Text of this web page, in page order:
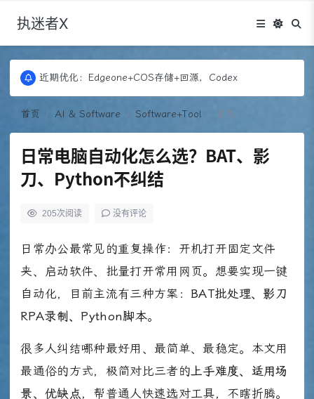
执迷者X
更新：Puock ➡ 阿里云轻量， 图床：Fontawesome
近期优化：Edgeone+COS存储+回源，Codex
更新：Puock ➡ 阿里云轻量， 图床：Fontawesome
近期优化：Edgeone+COS存储+回源，Codex
首页 AI & Software Software+Tool 正文
日常电脑自动化怎么选？BAT、影
刀、Python不纠结
205次阅读 没有评论
日常办公最常见的重复操作：开机打开固定文件
夹、启动软件、批量打开常用网页。想要实现一键
自动化，目前主流有三种方案： BAT批处理、影刀
RPA录制、Python脚本。
很多人纠结哪种最好用、最简单、最稳定。本文用
最通俗的方式，极简对比三者的上手难度、适用场
景、优缺点 ，帮普通人快速选对工具，不瞎折腾。